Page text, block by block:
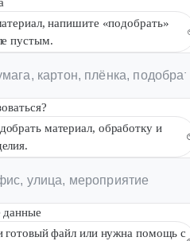
напишите «подобрать»
пустым.
материал, обработку и
данные
готовый файл или нужна помощь с